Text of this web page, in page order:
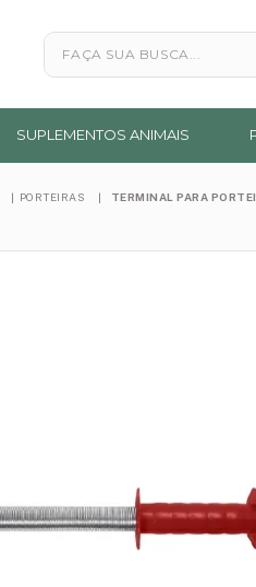
Faça sua busca...
SUPLEMENTOS ANIMAIS
PORTEIRAS TERMINAL PARA